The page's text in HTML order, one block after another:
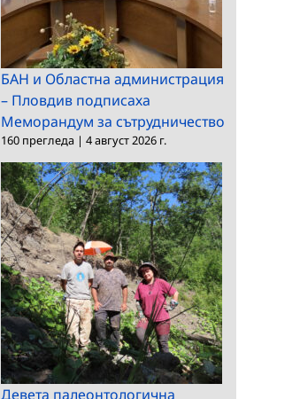
БАН и Областна администрация
– Пловдив подписаха
Меморандум за сътрудничество
160 прегледа | 4 август 2026 г.
Девета палеонтологична